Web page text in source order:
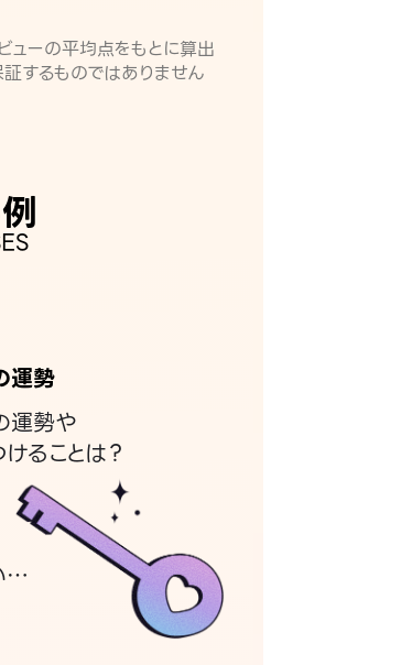
ーの平均点をもとに算出
するものではありません
運勢
運勢や
ることは？
…